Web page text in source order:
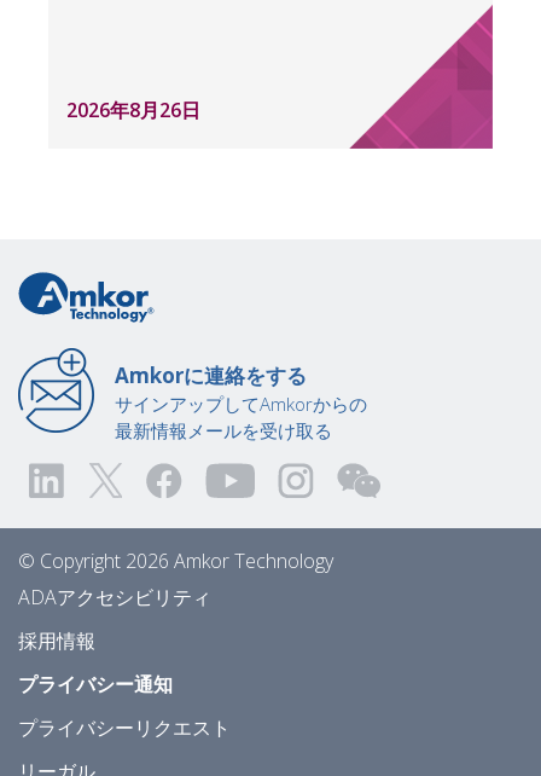
2026年8月26日
Amkorに連絡をする
サインアップしてAmkorからの
最新情報メールを受け取る
© Copyright 2026 Amkor Technology
ADAアクセシビリティ
採用情報
プライバシー通知
プライバシーリクエスト